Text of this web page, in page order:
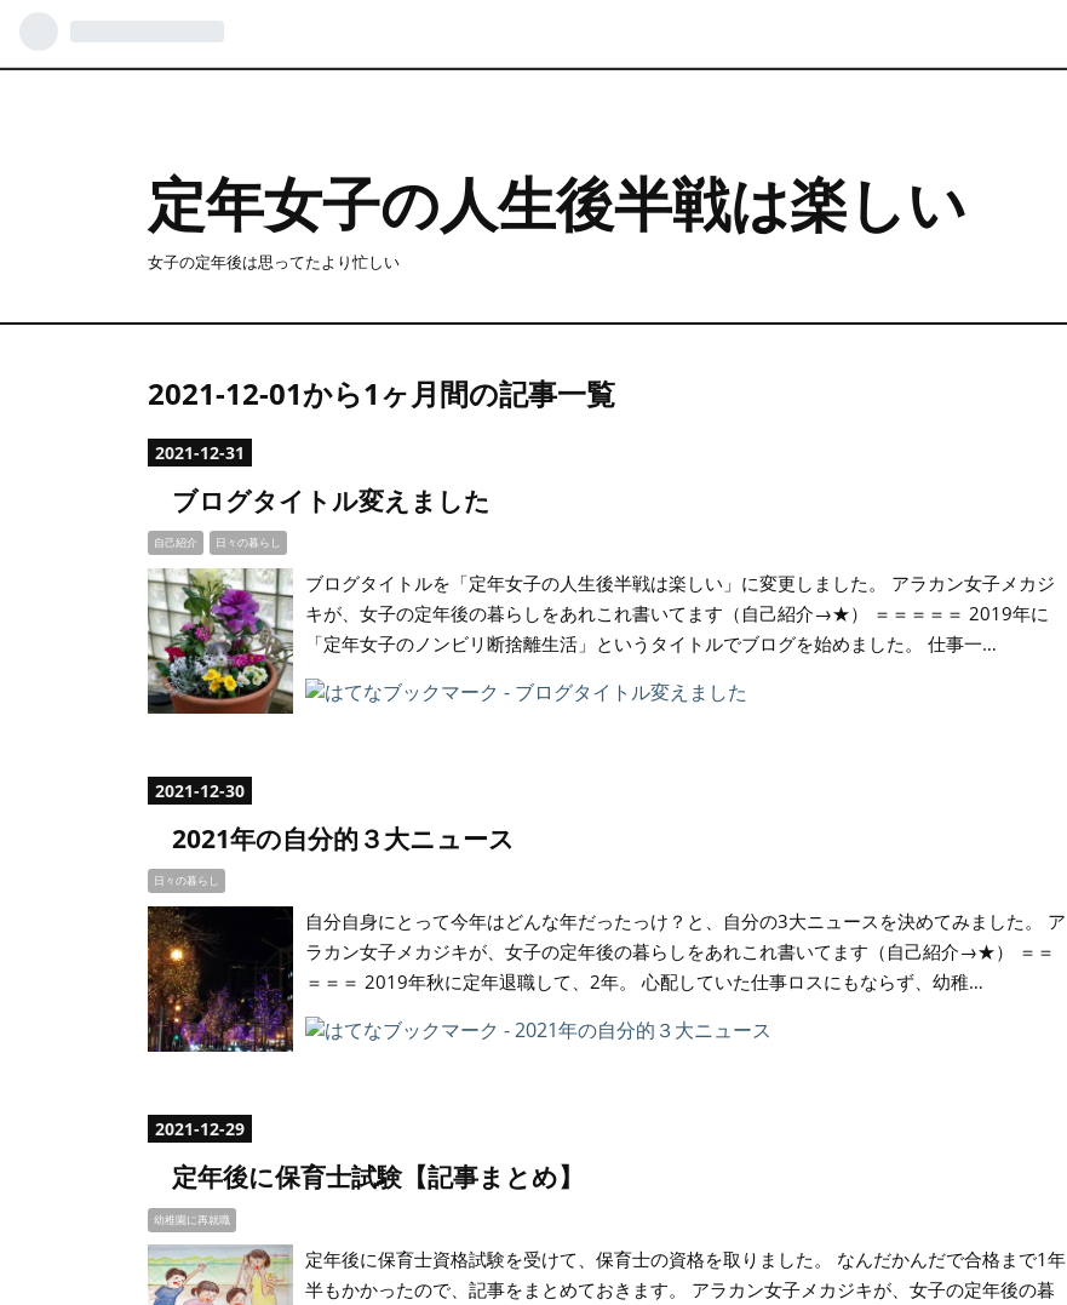
定年女子の人生後半戦は楽しい
女子の定年後は思ってたより忙しい
2021-12-01から1ヶ月間の記事一覧
2021-12-31
ブログタイトル変えました
自己紹介 日々の暮らし
ブログタイトルを「定年女子の人生後半戦は楽しい」に変更しました。 アラカン女子メカジ
キが、女子の定年後の暮らしをあれこれ書いてます（自己紹介→★） ＝＝＝＝＝ 2019年に
「定年女子のノンビリ断捨離生活」というタイトルでブログを始めました。 仕事一…
2021-12-30
2021年の自分的３大ニュース
日々の暮らし
自分自身にとって今年はどんな年だったっけ？と、自分の3大ニュースを決めてみました。 ア
ラカン女子メカジキが、女子の定年後の暮らしをあれこれ書いてます（自己紹介→★） ＝＝
＝＝＝ 2019年秋に定年退職して、2年。 心配していた仕事ロスにもならず、幼稚…
2021-12-29
定年後に保育士試験【記事まとめ】
幼稚園に再就職
定年後に保育士資格試験を受けて、保育士の資格を取りました。 なんだかんだで合格まで1年
半もかかったので、記事をまとめておきます。 アラカン女子メカジキが、女子の定年後の暮